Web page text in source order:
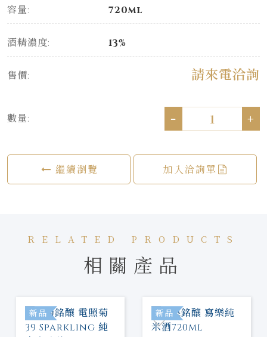
容量: 720ml
酒精濃度: 13%
售價: 請來電洽詢
數量: - +
繼續瀏覽 加入洽詢單
RELATED PRODUCTS
相關產品
新品 新品